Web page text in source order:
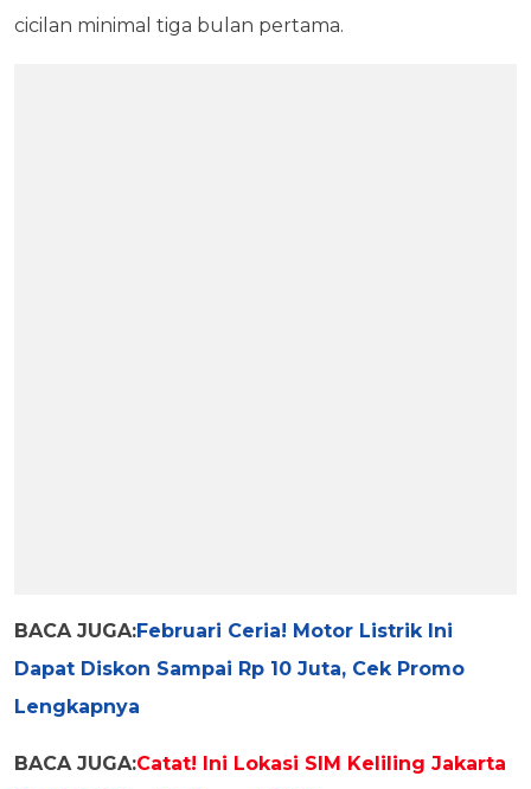
cicilan minimal tiga bulan pertama.
BACA JUGA:Februari Ceria! Motor Listrik Ini
Dapat Diskon Sampai Rp 10 Juta, Cek Promo
Lengkapnya
BACA JUGA:Catat! Ini Lokasi SIM Keliling Jakarta